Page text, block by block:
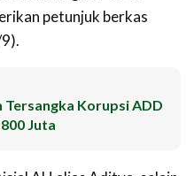
petunjuk berkas
Korupsi ADD
Juta